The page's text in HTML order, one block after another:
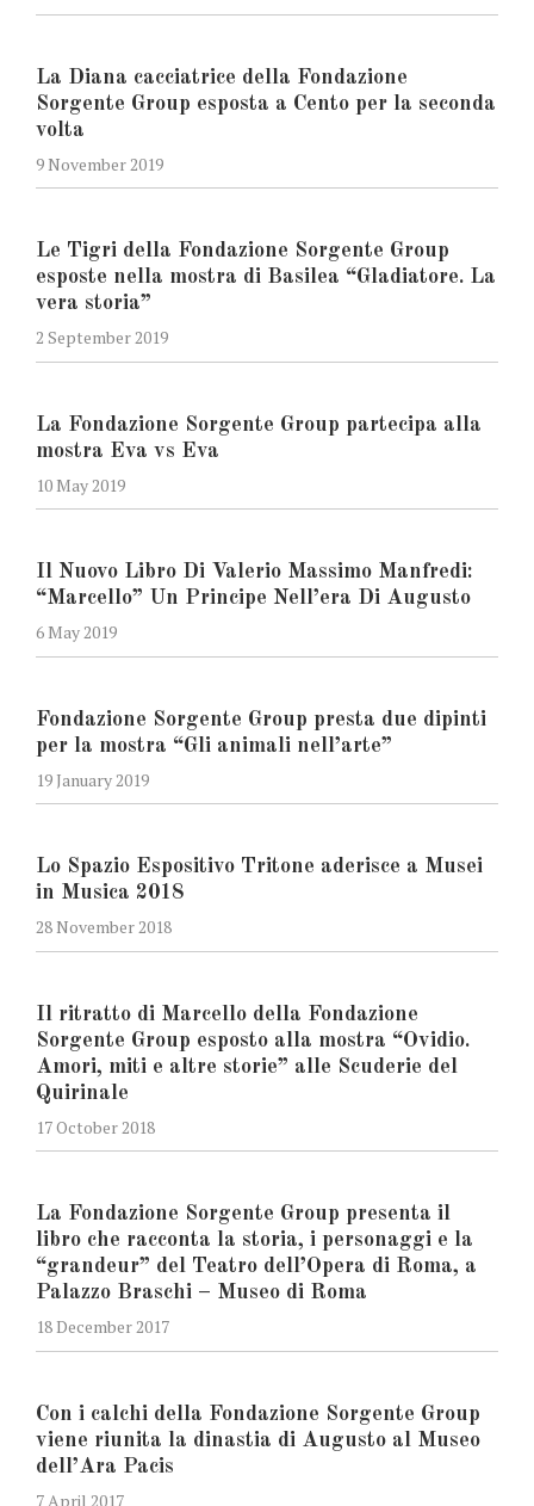
La Diana cacciatrice della Fondazione
Sorgente Group esposta a Cento per la seconda
volta
9 November 2019
Le Tigri della Fondazione Sorgente Group
esposte nella mostra di Basilea “Gladiatore. La
vera storia”
2 September 2019
La Fondazione Sorgente Group partecipa alla
mostra Eva vs Eva
10 May 2019
Il Nuovo Libro Di Valerio Massimo Manfredi:
“Marcello” Un Principe Nell’era Di Augusto
6 May 2019
Fondazione Sorgente Group presta due dipinti
per la mostra “Gli animali nell’arte”
19 January 2019
Lo Spazio Espositivo Tritone aderisce a Musei
in Musica 2018
28 November 2018
Il ritratto di Marcello della Fondazione
Sorgente Group esposto alla mostra “Ovidio.
Amori, miti e altre storie” alle Scuderie del
Quirinale
17 October 2018
La Fondazione Sorgente Group presenta il
libro che racconta la storia, i personaggi e la
“grandeur” del Teatro dell’Opera di Roma, a
Palazzo Braschi – Museo di Roma
18 December 2017
Con i calchi della Fondazione Sorgente Group
viene riunita la dinastia di Augusto al Museo
dell’Ara Pacis
7 April 2017